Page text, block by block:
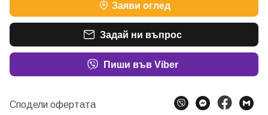
Заяви оглед
Задай ни въпрос
Пиши във Viber
Сподели офертата